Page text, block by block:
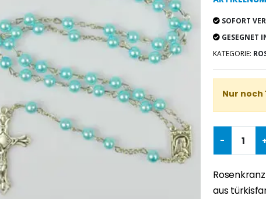
SOFORT
GESEGNET
KATEGORIE:
Nur noch
- +
aus